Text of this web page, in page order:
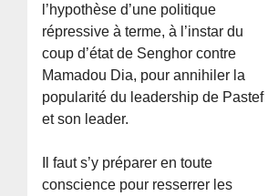
l’hypothèse d’une politique
répressive à terme, à l’instar du
coup d’état de Senghor contre
Mamadou Dia, pour annihiler la
popularité du leadership de Pastef
et son leader.
Il faut s’y préparer en toute
conscience pour resserrer les